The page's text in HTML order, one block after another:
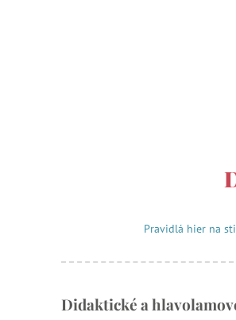
Pravidlá hier na
Didaktické a